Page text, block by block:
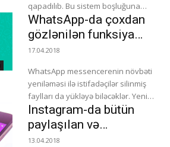
qapadılıb. Bu sistem boşluğuna
görə xüsusi xidmət orqanları və
digərləri xüsusi cihazları USB ilə...
WhatsApp-da çoxdan
gözlənilən funksiya
əlavə edilib
17.04.2018
WhatsApp messencerenin növbəti
yeniləməsi ilə istifadəçilər silinmiş
faylları da yükləyə biləcəklər. Yeni
funksiya WhatsApp-ın 2.18.113 saylı
Android üçün yeniləməsində tətbiq
ediləcək. Əvvəllər GİF-fayllar,
Instagram-da bütün
paylaşılan və
göndərilən şəkil, video,
13.04.2018